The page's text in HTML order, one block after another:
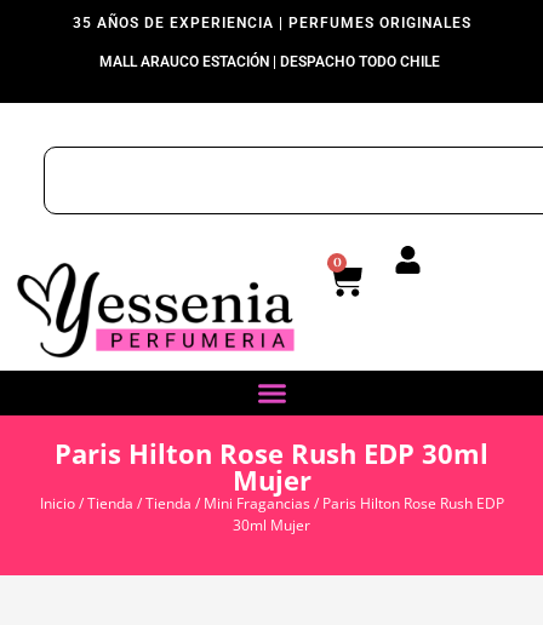
35 AÑOS DE EXPERIENCIA | PERFUMES ORIGINALES
MALL ARAUCO ESTACIÓN | DESPACHO TODO CHILE
0
Paris Hilton Rose Rush EDP 30ml
Mujer
Inicio/Tienda /Tienda / Mini Fragancias/ Paris Hilton Rose Rush EDP
30ml Mujer